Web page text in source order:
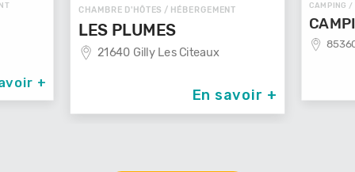
+
CHAMBRE D'HÔTES / HÉBERGEMENT
LES PLUMES
21640 Gilly Les Citeaux
En savoir +
CAMPING /